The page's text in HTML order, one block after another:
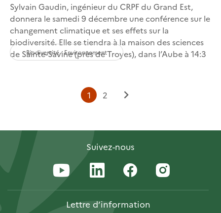
Sylvain Gaudin, ingénieur du CRPF du Grand Est,
donnera le samedi 9 décembre une conférence sur le
changement climatique et ses effets sur la
biodiversité. Elle se tiendra à la maison des sciences
de Sainte-Savine (près de Troyes), dans l’Aube à 14:3
Biodiversité - Environnement
Page
courante
1 Page
2
Page
Suivez-nous
Lettred’information